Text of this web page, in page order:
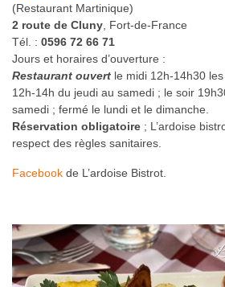
(Restaurant Martinique)
2 route de Cluny , Fort-de-France
Tél. : 0596 72 66 71
Jours et horaires d’ouverture : ‪‬‬‬‬‬‬‬‬
Restaurant ouvert le midi 12h-14h30
12h-14h du jeudi au samedi ; le soir
samedi ; fermé le lundi et le dimanche.
Réservation obligatoire ; L’ardoise
respect des règles sanitaires.
Facebook de L’ardoise Bistrot.